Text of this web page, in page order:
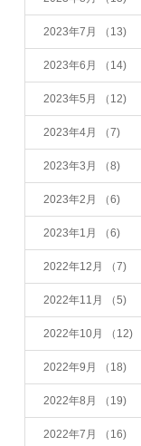
2023年7月 （13)
2023年6月 （14)
2023年5月 （12)
2023年4月 （7)
2023年3月 （8)
2023年2月 （6)
2023年1月 （6)
2022年12月 （7)
2022年11月 （5)
2022年10月 （12)
2022年9月 （18)
2022年8月 （19)
2022年7月 （16)